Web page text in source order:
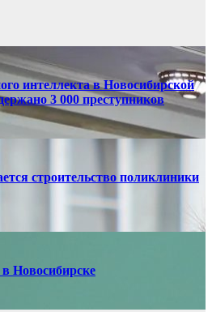
интеллекта в Новосибирской
3 000 преступников
строительство поликлиники
Новосибирске